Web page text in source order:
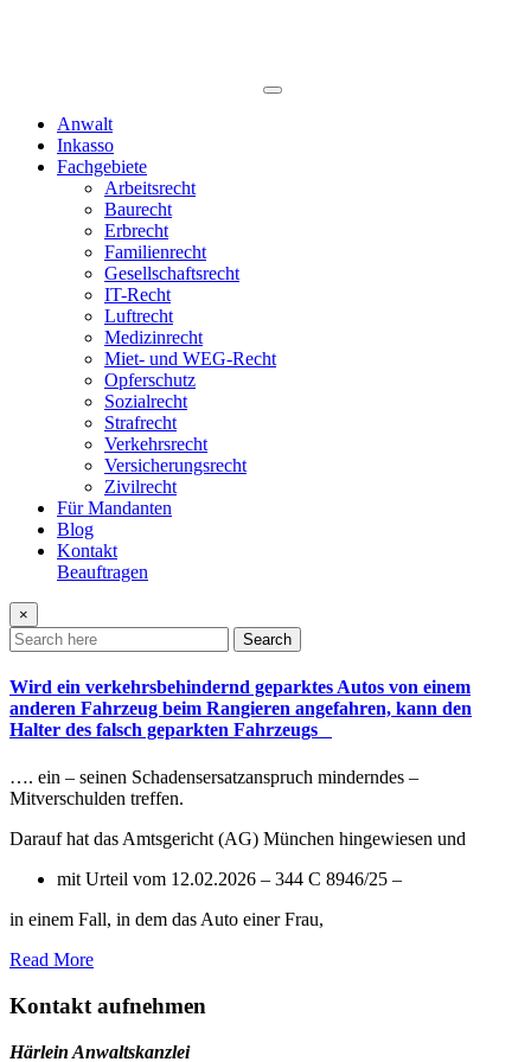
Anwalt
Inkasso
Fachgebiete
Arbeitsrecht
Baurecht
Erbrecht
Familienrecht
Gesellschaftsrecht
IT-Recht
Luftrecht
Medizinrecht
Miet- und WEG-Recht
Opferschutz
Sozialrecht
Strafrecht
Verkehrsrecht
Versicherungsrecht
Zivilrecht
Für Mandanten
Blog
Kontakt
Beauftragen
×
Search
Wird ein verkehrsbehindernd geparktes Autos von einem
anderen Fahrzeug beim Rangieren angefahren, kann den
Halter des falsch geparkten Fahrzeugs
…. ein – seinen Schadensersatzanspruch minderndes –
Mitverschulden treffen.
Darauf hat das Amtsgericht (AG) München hingewiesen und
mit Urteil vom 12.02.2026 – 344 C 8946/25 –
in einem Fall, in dem das Auto einer Frau,
Read More
Kontakt aufnehmen
Härlein Anwaltskanzlei